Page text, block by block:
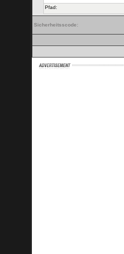
Pfad:
Sicherheitsscode: